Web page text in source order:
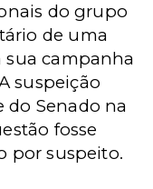
do grupo
de uma
sua campanha
suspeição
Senado na
fosse
por suspeito.